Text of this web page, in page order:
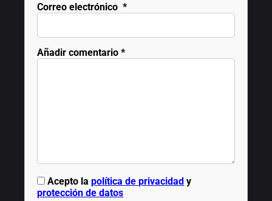
Correo electrónico *
Añadir comentario *
Acepto lapolítica de privacidad y
protección de datos